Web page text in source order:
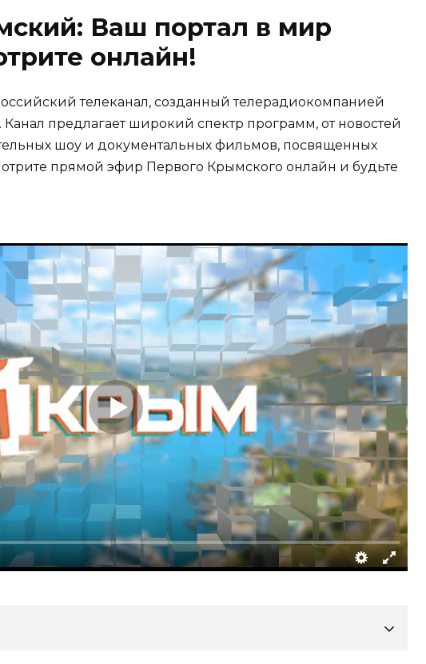
Ваш портал в мир
онлайн!
телеканал, созданный телерадиокомпанией
предлагает широкий спектр программ, от новостей
шоу и документальных фильмов, посвященных
прямой эфир Первого Крымского онлайн и будьте